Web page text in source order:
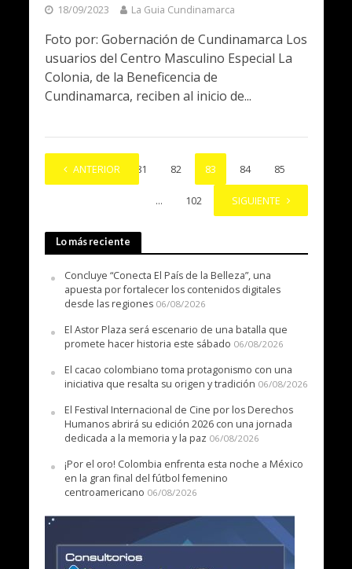
18/09/2023 La Guia Cundinamarca
Foto por: Gobernación de Cundinamarca Los
usuarios del Centro Masculino Especial La
Colonia, de la Beneficencia de
Cundinamarca, reciben al inicio de...
ANTERIOR
1 … 81 82 83 84 85
… 102 SIGUIENTE
Lo más reciente
Concluye “Conecta El País de la Belleza”, una
apuesta por fortalecer los contenidos digitales
desde las regiones 06/08/2026
El Astor Plaza será escenario de una batalla que
promete hacer historia este sábado 06/08/2026
El cacao colombiano toma protagonismo con una
iniciativa que resalta su origen y tradición 06/08/2026
El Festival Internacional de Cine por los Derechos
Humanos abrirá su edición 2026 con una jornada
dedicada a la memoria y la paz 06/08/2026
¡Por el oro! Colombia enfrenta esta noche a México
en la gran final del fútbol femenino
centroamericano 06/08/2026